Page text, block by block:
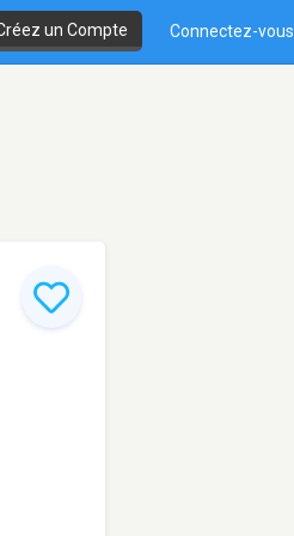
un Compte Connectez-vous